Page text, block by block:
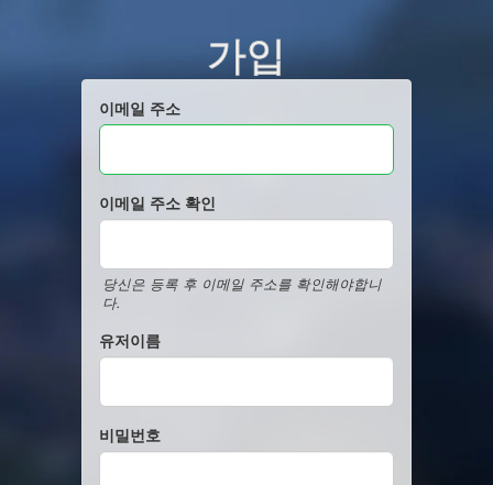
가입
이메일 주소
이메일 주소 확인
당신은 등록 후 이메일 주소를 확인해야합니
다.
유저이름
비밀번호